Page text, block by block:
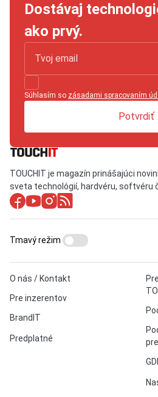
Dostávaj
ako prvý.
Súhlasím so zásadami spracovaním
Potvrdiť
TOUCHIT je magazín prinášajúci
sveta technológií, hardvéru, softvéru
O nás / Kontakt
Pre inzerentov
BrandIT
Predplatné
Tmavý režim